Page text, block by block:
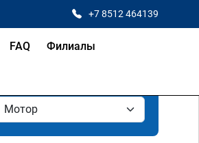
+7 8512 464139
FAQ Филиалы